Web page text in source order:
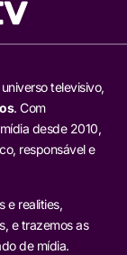
televisivo,
. Com
desde 2010,
responsável e
e realities,
e trazemos as
de mídia.